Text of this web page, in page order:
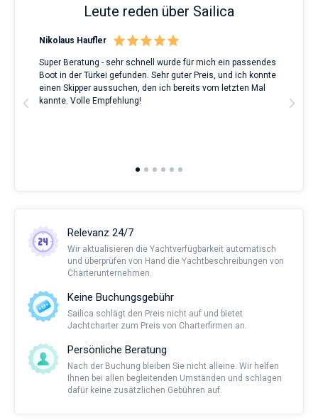
Leute reden über Sailica
Nikolaus Haufler
Super Beratung - sehr schnell wurde für mich ein passendes
Boot in der Türkei gefunden. Sehr guter Preis, und ich konnte
einen Skipper aussuchen, den ich bereits vom letzten Mal
kannte. Volle Empfehlung!
Relevanz 24/7
Wir aktualisieren die Yachtverfügbarkeit automatisch
und überprüfen von Hand die Yachtbeschreibungen von
Charterunternehmen.
Keine Buchungsgebühr
Sailica schlägt den Preis nicht auf und bietet
Jachtcharter zum Preis von Charterfirmen an.
Persönliche Beratung
Nach der Buchung bleiben Sie nicht alleine. Wir helfen
Ihnen bei allen begleitenden Umständen und schlagen
dafür keine zusätzlichen Gebühren auf.